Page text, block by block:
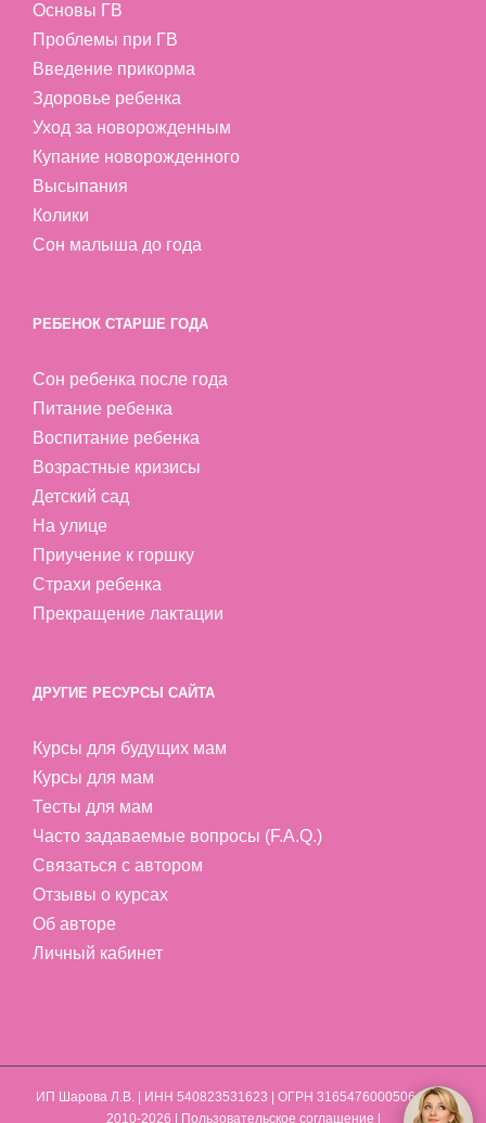
Основы ГВ
Проблемы при ГВ
Введение прикорма
Здоровье ребенка
Уход за новорожденным
Купание новорожденного
Высыпания
Колики
Сон малыша до года
РЕБЕНОК СТАРШЕ ГОДА
Сон ребенка после года
Питание ребенка
Воспитание ребенка
Возрастные кризисы
Детский сад
На улице
Приучение к горшку
Страхи ребенка
Прекращение лактации
ДРУГИЕ РЕСУРСЫ САЙТА
Курсы для будущих мам
Курсы для мам
Тесты для мам
Часто задаваемые вопросы (F.A.Q.)
Связаться с автором
Отзывы о курсах
Об авторе
Личный кабинет
ИП Шарова Л.В. | ИНН 540823531623 | ОГРН 316547600050641 | ©
2010-2026 |
Пользовательское соглашение